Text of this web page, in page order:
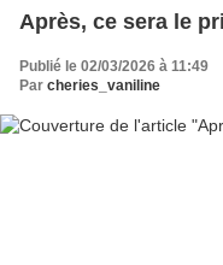
Après, ce sera le
Publié le 02/03/2026 à 11:49
Par cheries_vaniline